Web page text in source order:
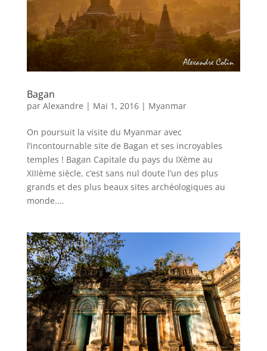
Bagan
par Alexandre | Mai 1, 2016| Myanmar
On poursuit la visite du Myanmar avec
l’incontournable site de Bagan et ses incroyables
temples ! Bagan Capitale du pays du IXème au
XIIIème siècle, c’est sans nul doute l’un des plus
grands et des plus beaux sites archéologiques au
monde....